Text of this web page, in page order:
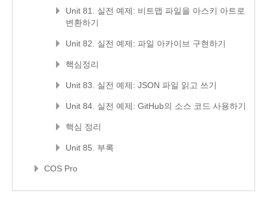
Unit 81. 실전 예제: 비트맵 파일을 아스키 아트로
변환하기
Unit 82. 실전 예제: 파일 아카이브 구현하기
핵심정리
Unit 83. 실전 예제: JSON 파일 읽고 쓰기
Unit 84. 실전 예제: GitHub의 소스 코드 사용하기
핵심 정리
Unit 85. 부록
COS Pro